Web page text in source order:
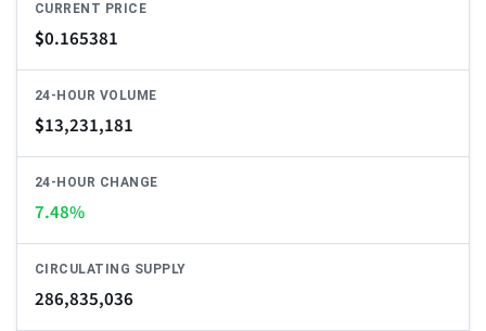
CURRENT PRICE
$0.165381
24-HOUR VOLUME
$13,231,181
24-HOUR CHANGE
7.48%
CIRCULATING SUPPLY
286,835,036